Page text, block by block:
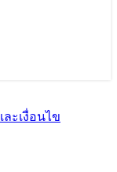
ะเงื่อนไข